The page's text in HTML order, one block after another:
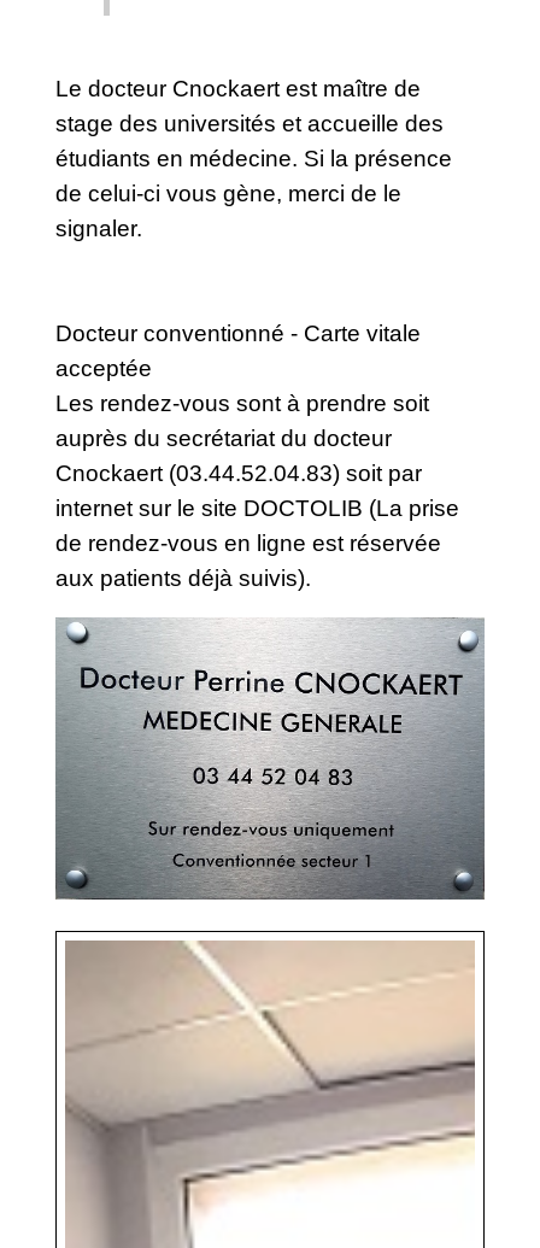
Le docteur Cnockaert est maître de
stage des universités et accueille des
étudiants en médecine. Si la présence
de celui-ci vous gène, merci de le
signaler.
Docteur conventionné - Carte vitale
acceptée
Les rendez-vous sont à prendre soit
auprès du secrétariat du docteur
Cnockaert (03.44.52.04.83) soit par
internet sur le site DOCTOLIB (La prise
de rendez-vous en ligne est réservée
aux patients déjà suivis).